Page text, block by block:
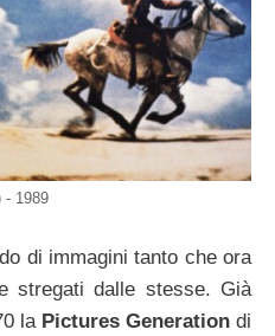
- 1989
di immagini tanto che ora
stregati dalle stesse. Già
la Pictures Generationdi